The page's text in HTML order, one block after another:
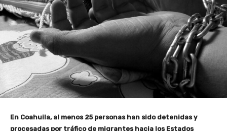
En Coahuila, al menos 25 personas han sido detenidas y
procesadas por tráfico de migrantes hacia los Estados